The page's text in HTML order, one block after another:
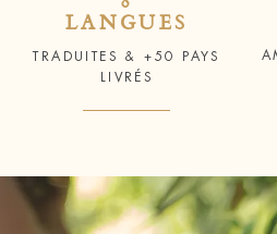
LANGUES
TRADUITES & +50 PAYS
LIVRÉS